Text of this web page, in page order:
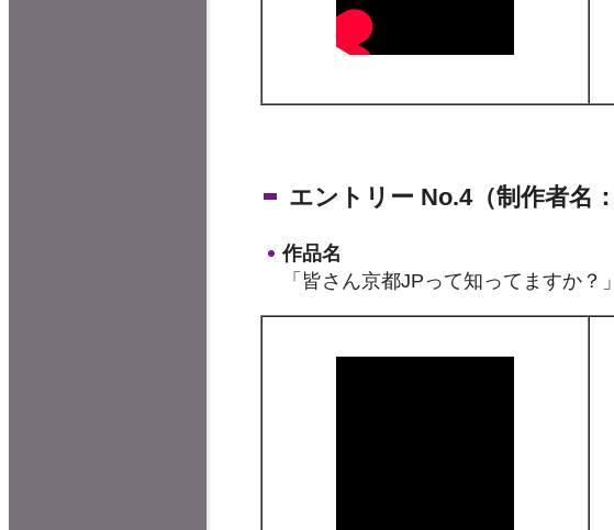
エントリー No.4（制作者名：
作品名
「皆さん京都JPって知ってますか？」